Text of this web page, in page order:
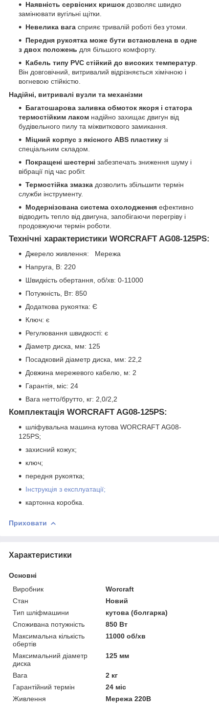
Наявність сервісних кришок дозволяє швидко
замінювати вугільні щітки.
Невелика вага сприяє тривалій роботі без утоми.
Передня рукоятка може бути встановлена ​​в одне
з двох положень для більшого комфорту.
Кабель типу PVC стійкий до високих температур.
Він довговічний, витривалий відрізняється хімічною і
вогневою стійкістю.
Надійні, витривалі вузли та механізми
Багатошарова заливка обмоток якоря і статора
термостійким лаком надійно захищає двигун від
будівельного пилу та міжвиткового замикання.
Міцний корпус з якісного ABS пластику зі
спеціальним складом.
Покращені шестерні забезпечать зниження шуму і
вібрації під час робіт.
Термостійка змазка дозволить збільшити термін
служби інструменту.
Модернізована система охолодження ефективно
відводить тепло від двигуна, запобігаючи перегріву і
продовжуючи термін роботи.
Технічні характеристики WORCRAFT AG08-125PS:
Джерело живлення: Мережа
Напруга, В: 220
Швидкість обертання, об/хв: 0-11000
Потужність, Вт: 850
Додаткова рукоятка: Є
Ключ: є
Регулювання швидкості: є
Діаметр диска, мм: 125
Посадковий діаметр диска, мм: 22,2
Довжина мережевого кабелю, м: 2
Гарантія, міс: 24
Вага нетто/брутто, кг: 2,0/2,2
Комплектація WORCRAFT AG08-125PS:
шліфувальна машина кутова WORCRAFT AG08-
125PS;
захисний кожух;
ключ;
передня рукоятка;
Інструкція з експлуатації;
картонна коробка.
Приховати
Характеристики
Основні
Виробник
Worcraft
Стан
Новий
Тип шліфмашини
кутова (болгарка)
Споживана потужність
850 Вт
Максимальна кількість
обертів
11000 об/хв
Максимальний діаметр
диска
125 мм
Вага
2 кг
Гарантійний термін
24 міс
Живлення
Мережа 220В